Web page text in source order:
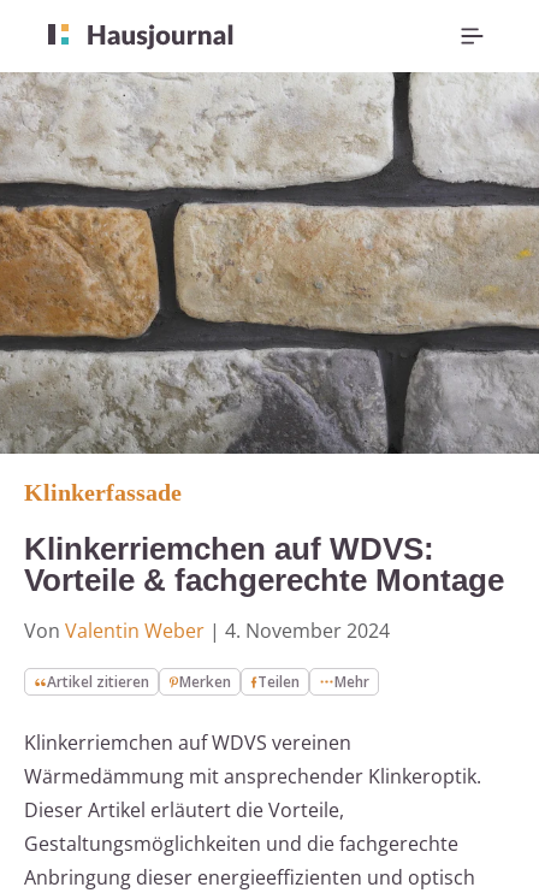
Klinkerfassade
Klinkerriemchen auf WDVS:
Vorteile & fachgerechte Montage
Von Valentin Weber | 4. November 2024
Artikel zitieren Merken Teilen Mehr
Klinkerriemchen auf WDVS vereinen
Wärmedämmung mit ansprechender Klinkeroptik.
Dieser Artikel erläutert die Vorteile,
Gestaltungsmöglichkeiten und die fachgerechte
Anbringung dieser energieeffizienten und optisch